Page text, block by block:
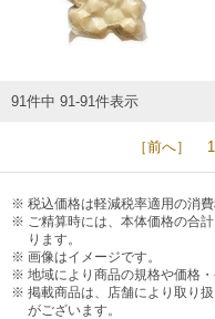
ニンテンドー・ダウンロー
スキャン
ファクス
チケット
プリペイドサービス
スポーツ振興くじ
セブン銀行ATM
ご利用可能なお支払い方法
各種料金のお支払い
スマホプリペイド
レジでApple Accountにチ
チケットぴあ
イープラス
JTB
タワーレコード
セブンネットショッピング
停電時のサービス停止のお
沿革
国内店舗数
売上高、店舗数推移
セブン‐イレブンの海外事業
GREEN CHALLENGE 2050
4VISIONS
サステナビリティニュース
サステナビリティレポート
アルバイト情報
お問い合わせ
English (Services)
中文[繁體字](服務)
简体中文(服务)
91件中 91-91件表示
［前へ］ 1
税込価格は軽減税率適用の消
ご精算時には、本体価格の合
ります。
画像はイメージです。
地域により商品の規格や価格
掲載商品は、店舗により取り
がございます。